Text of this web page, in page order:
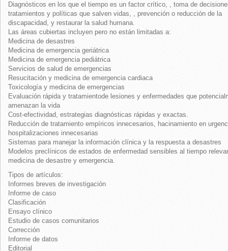
Diagnósticos en los que el tiempo es un factor crítico, , toma de
tratamientos y políticas que salven vidas, , prevención o reducción de la
discapacidad, y restaurar la salud humana.
Las áreas cubiertas incluyen pero no están limitadas a:
Medicina de desastres
Medicina de emergencia geriátrica
Medicina de emergencia pediátrica
Servicios de salud de emergencias
Resucitación y medicina de emergencia cardiaca
Toxicología y medicina de emergencias
Evaluación rápida y tratamientode lesiones y enfermedades que
amenazan la vida
Cost-efectividad, estrategias diagnósticas rápidas y exactas.
Reducción de tratamiento empíricos innecesarios, hacinamiento en
hospitalizaciones innecesarias
Sistemas para manejar la información clínica y la respuesta a desastres
Modelos preclínicos de estados de enfermedad sensibles al tiempo
medicina de desastre y emergencia.
Tipos de artículos:
Informes breves de investigación
Informe de caso
Clasificación
Ensayo clínico
Estudio de casos comunitarios
Corrección
Informe de datos
Editorial